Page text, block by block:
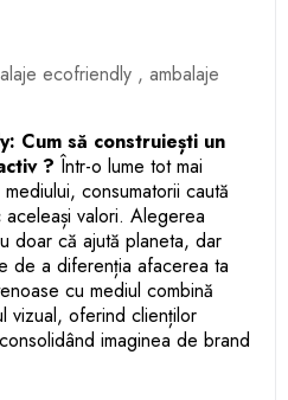
ecofriendly , ambalaje
Cum să construiești un
? Într-o lume tot mai
consumatorii caută
valori. Alegerea
doar că ajută planeta, dar
de a diferenția afacerea ta
cu mediul combină
vizual, oferind clienților
imaginea de brand